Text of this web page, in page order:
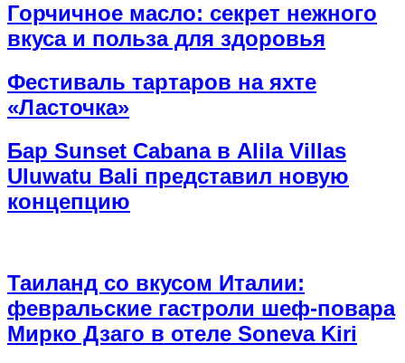
Горчичное масло: секрет нежного
вкуса и польза для здоровья
Фестиваль тартаров на яхте
«Ласточка»
Бар Sunset Cabana в Alila Villas
Uluwatu Bali представил новую
концепцию
Таиланд со вкусом Италии:
февральские гастроли шеф-повара
Мирко Дзаго в отеле Soneva Kiri